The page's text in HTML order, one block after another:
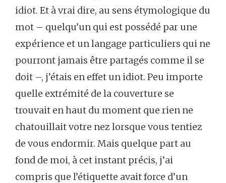
idiot. Et à vrai dire, au sens étymologique du
mot – quelqu’un qui est possédé par une
expérience et un langage particuliers qui ne
pourront jamais être partagés comme il se
doit –, j’étais en effet un idiot. Peu importe
quelle extrémité de la couverture se
trouvait en haut du moment que rien ne
chatouillait votre nez lorsque vous tentiez
de vous endormir. Mais quelque part au
fond de moi, à cet instant précis, j’ai
compris que l’étiquette avait force d’un